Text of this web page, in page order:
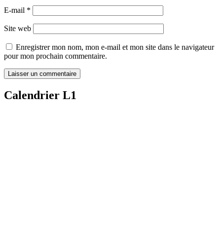
E-mail *
Site web
Enregistrer mon nom, mon e-mail et mon site dans le navigateur
pour mon prochain commentaire.
Calendrier L1